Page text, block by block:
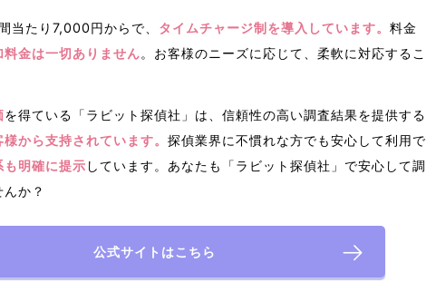
当たり7,000円からで、 タイムチャージ制を導入しています。 料金
料金は一切ありません。お客様のニーズに応じて、柔軟に対応するこ
を得ている「ラビット探偵社」は、信頼性の高い調査結果を提供する
から支持されています。 探偵業界に不慣れな方でも安心して利用で
も明確に提示 しています。あなたも「ラビット探偵社」で安心して調
か？
公式サイトはこちら